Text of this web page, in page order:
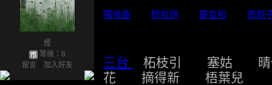
煙
等級：8
留言
加入好友
囉嗊曲 醉妝詞 慶宣和 南歌
三台
柘枝引 塞姑 晴
花 摘得新 梧葉兒